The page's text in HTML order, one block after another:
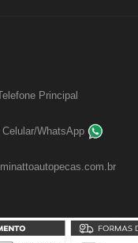
Principal
Celular/WhatsApp